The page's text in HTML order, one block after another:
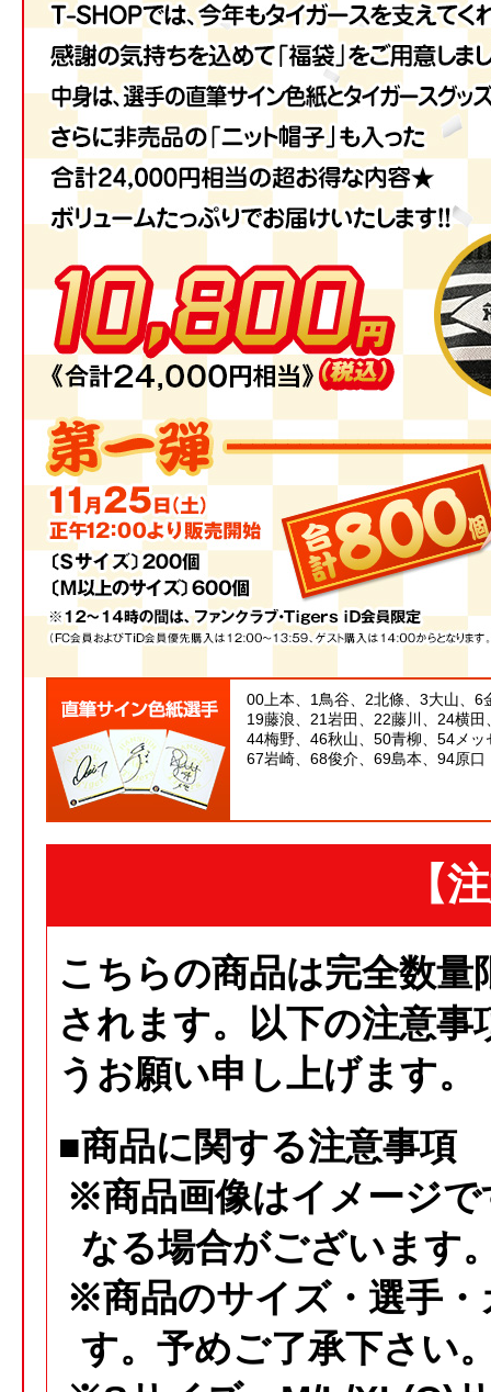
00上本、1鳥谷、2北條、3大山、
19藤浪、21岩田、22藤川、24横
44梅野、46秋山、50青柳、54メ
67岩崎、68俊介、69島本、94原口
【
こちらの商品は完全数
されます。以下の注意
うお願い申し上げます。
■商品に関する注意事項
※商品画像はイメージ
なる場合がございます
※商品のサイズ・選手・
す。予めご了承下さい